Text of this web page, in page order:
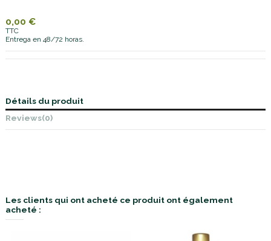
0,00 €
TTC
Entrega en 48/72 horas.
Détails du produit
Reviews(0)
Les clients qui ont acheté ce produit ont également
acheté :